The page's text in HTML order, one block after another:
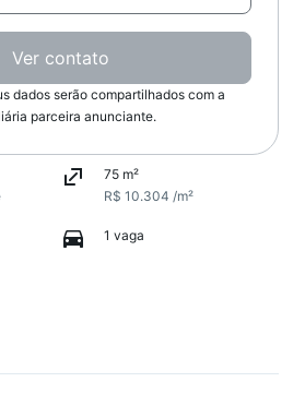
Ver contato
dados serão compartilhados com a
parceira anunciante.
75 m²
R$ 10.304 /m²
1 vaga